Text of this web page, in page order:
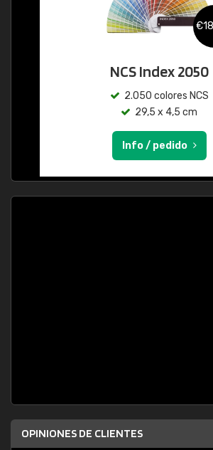
NCS Index 2050
2.050 colores NCS
29,5 x 4,5 cm
Info / pedido
OPINIONES DE CLIENTES